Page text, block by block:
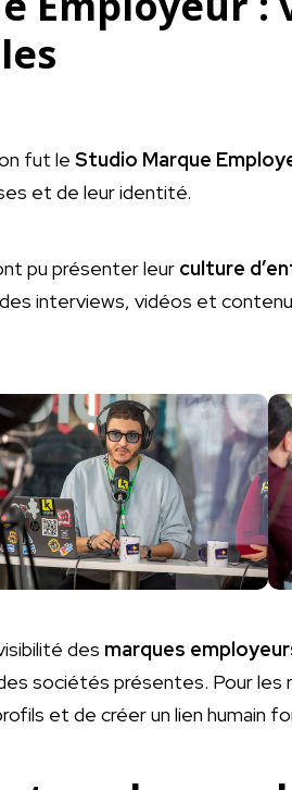
fut le Studio Marque
et de leur identité.
pu présenter leur culture
interviews, vidéos et
des marques
sociétés présentes. Pour les
et de créer un lien humain